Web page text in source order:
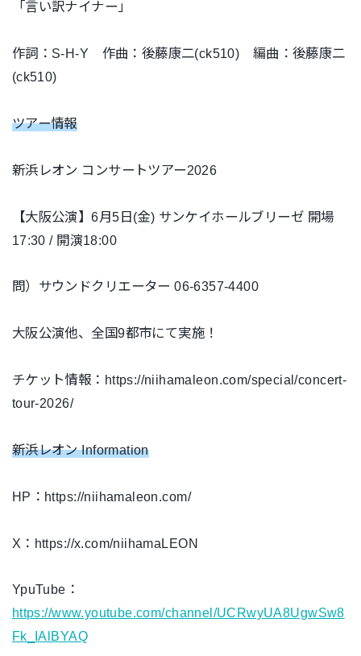
「言い訳ナイナー」
作詞：S-H-Y 作曲：後藤康二(ck510) 編曲：後藤康二
(ck510)
ツアー情報
新浜レオン コンサートツアー2026
【大阪公演】6月5日(金) サンケイホールブリーゼ 開場
17:30 / 開演18:00
問）サウンドクリエーター 06-6357-4400
大阪公演他、全国9都市にて実施！
チケット情報：https://niihamaleon.com/special/concert-
tour-2026/
新浜レオン Information
HP：https://niihamaleon.com/
X：https://x.com/niihamaLEON
YpuTube：
https://www.youtube.com/channel/UCRwyUA8UgwSw8
Fk_IAlBYAQ